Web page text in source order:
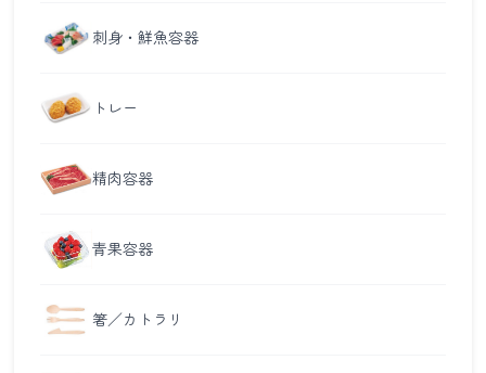
刺身・鮮魚容器
トレー
精肉容器
青果容器
箸／カトラリ